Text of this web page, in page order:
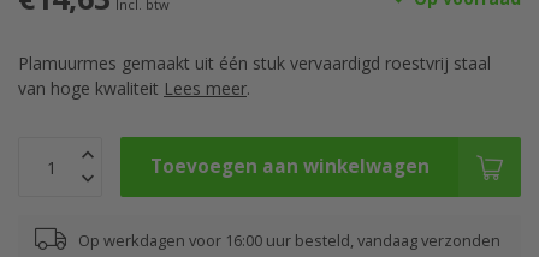
Incl. btw
Plamuurmes gemaakt uit één stuk vervaardigd roestvrij staal
van hoge kwaliteit Lees meer.
Toevoegen aan winkelwagen
Op werkdagen voor 16:00 uur besteld, vandaag verzonden